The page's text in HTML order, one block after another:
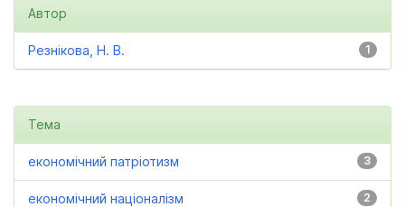
Автор
1
Резнікова, Н. В.
Тема
3
економічний патріотизм
2
економічний націоналізм